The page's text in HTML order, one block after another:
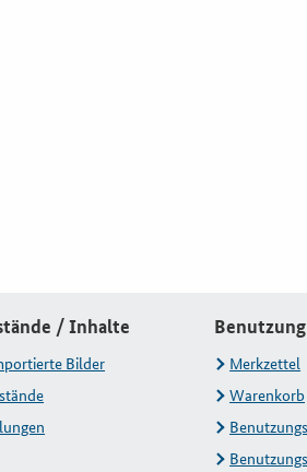
/ Inhalte
Bilder
Benutzung
Merkzettel
Warenkorb